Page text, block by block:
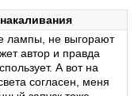
лампы, не выгорают
автор и правда
А вот на
согласен, меня